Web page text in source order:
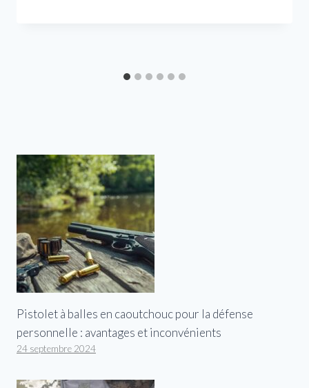
Pistolet à balles en caoutchouc pour la défense
personnelle : avantages et inconvénients
24 septembre 2024